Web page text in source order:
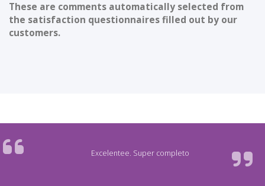
These are comments automatically selected from
the satisfaction questionnaires filled out by our
customers.
Excelentee. Super completo